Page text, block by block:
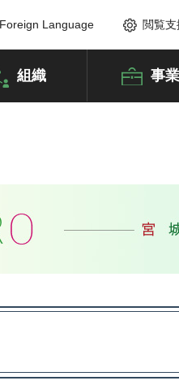
Foreign Language 閲覧
組織 事